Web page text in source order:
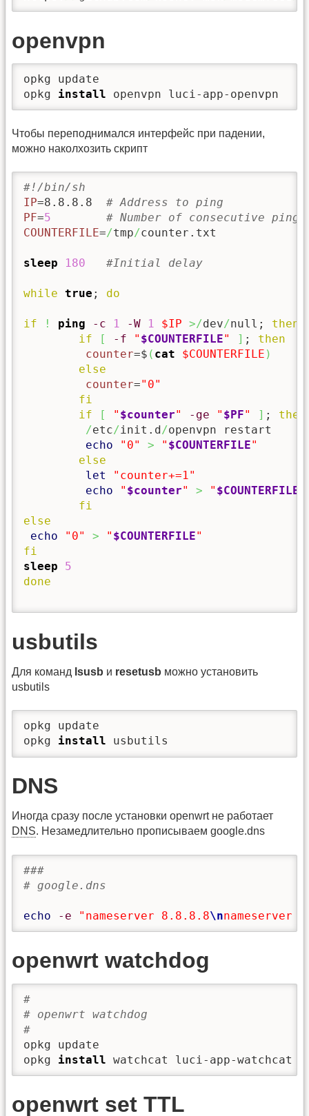
openvpn
opkg update
opkg install openvpn luci-app-openvpn
Чтобы переподнимался интерфейс при падении,
можно наколхозить скрипт
#!/bin/sh
IP=8.8.8.8 # Address to ping
PF=5
# Number of consecutive
COUNTERFILE=/tmp/counter.txt
sleep 180 #Initial delay
while true ; do
if ! ping -c 1 -W 1 $IP >/dev/null; then
if
[ -f " $COUNTERFILE" ] ; then
counter=$ ( cat $COUNTERFILE )
else
counter="0"
fi
if
[ " $counter" -ge " $PF" ] ; then
/etc/init.d/openvpn restart
echo
"0" > " $COUNTERFILE"
else
let
"counter+=1"
echo
" $counter" > " $COUNTERFILE
fi
else
echo
"0" > " $COUNTERFILE"
fi
sleep
5
done
usbutils
Для команд lsusb и resetusb можно установить
usbutils
opkg update
opkg install usbutils
DNS
Иногда сразу после установки openwrt не работает
DNS. Незамедлительно прописываем google.dns
###
# google.dns
echo -e "nameserver 8.8.8.8\nnameserver
openwrt watchdog
#
# openwrt watchdog
#
opkg update
opkg install watchcat luci-app-watchcat
openwrt set TTL